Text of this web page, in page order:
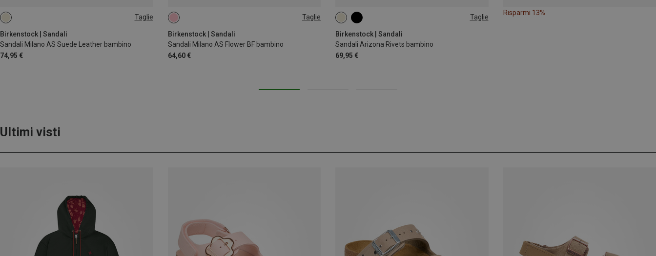
Taglie
Birkenstock | Sandali
Sandali Milano AS Suede Leather bambino
74,95 €
28 Taglie
Birkenstock | Sandali
Sandali Milano AS Flower BF bambino
64,60 €
26 Taglie
Birkenstock | Sandali
Sandali Arizona Rivets bambino
69,95 €
29 30
Risparmi 13%
Ultimi visti